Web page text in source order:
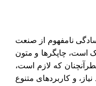
نامفهوم از صنعت
است، چاپگرها و متون
که لازم است،
و کاربردهای متنوع